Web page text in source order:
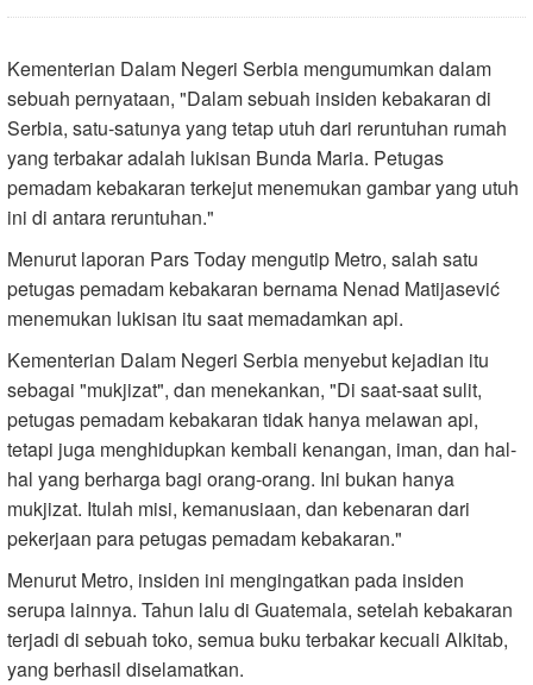
Kementerian Dalam Negeri Serbia mengumumkan dalam
sebuah pernyataan, "Dalam sebuah insiden kebakaran di
Serbia, satu-satunya yang tetap utuh dari reruntuhan rumah
yang terbakar adalah lukisan Bunda Maria. Petugas
pemadam kebakaran terkejut menemukan gambar yang utuh
ini di antara reruntuhan."
Menurut laporan Pars Today mengutip Metro, salah satu
petugas pemadam kebakaran bernama Nenad Matijasević
menemukan lukisan itu saat memadamkan api.
Kementerian Dalam Negeri Serbia menyebut kejadian itu
sebagai "mukjizat", dan menekankan, "Di saat-saat sulit,
petugas pemadam kebakaran tidak hanya melawan api,
tetapi juga menghidupkan kembali kenangan, iman, dan hal-
hal yang berharga bagi orang-orang. Ini bukan hanya
mukjizat. Itulah misi, kemanusiaan, dan kebenaran dari
pekerjaan para petugas pemadam kebakaran."
Menurut Metro, insiden ini mengingatkan pada insiden
serupa lainnya. Tahun lalu di Guatemala, setelah kebakaran
terjadi di sebuah toko, semua buku terbakar kecuali Alkitab,
yang berhasil diselamatkan.